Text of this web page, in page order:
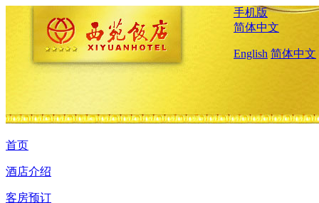
手机版
简体中文
English 简体中文
首页
酒店介绍
客房预订